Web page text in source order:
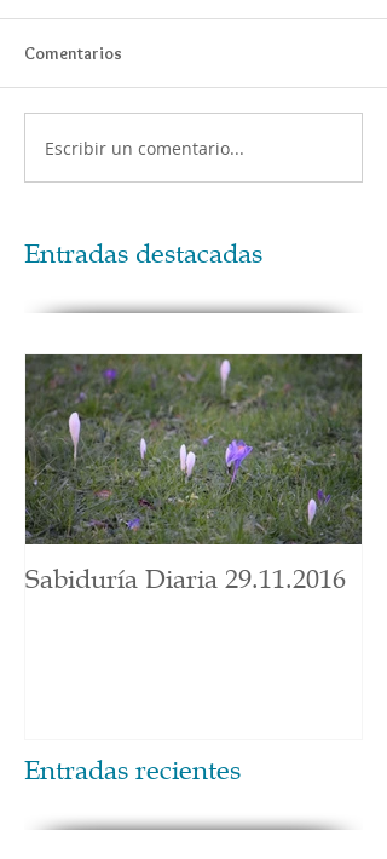
Comentarios
Escribir un comentario...
Entradas destacadas
Sabiduría Diaria 29.11.2016
Entradas recientes